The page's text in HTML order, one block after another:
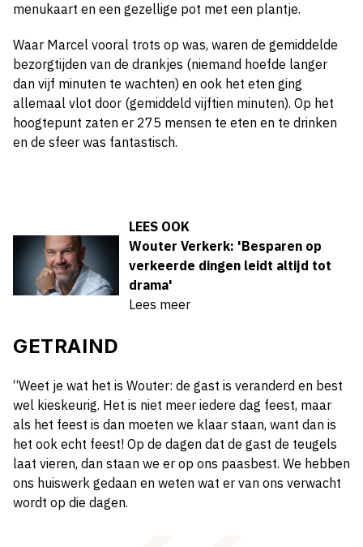
menukaart en een gezellige pot met een plantje.
Waar Marcel vooral trots op was, waren de gemiddelde
bezorgtijden van de drankjes (niemand hoefde langer
dan vijf minuten te wachten) en ook het eten ging
allemaal vlot door (gemiddeld vijftien minuten). Op het
hoogtepunt zaten er 275 mensen te eten en te drinken
en de sfeer was fantastisch.
LEES OOK
Wouter Verkerk: 'Besparen op
verkeerde dingen leidt altijd tot
drama'
Lees meer
GETRAIND
“Weet je wat het is Wouter: de gast is veranderd en best
wel kieskeurig. Het is niet meer iedere dag feest, maar
als het feest is dan moeten we klaar staan, want dan is
het ook echt feest! Op de dagen dat de gast de teugels
laat vieren, dan staan we er op ons paasbest. We hebben
ons huiswerk gedaan en weten wat er van ons verwacht
wordt op die dagen.